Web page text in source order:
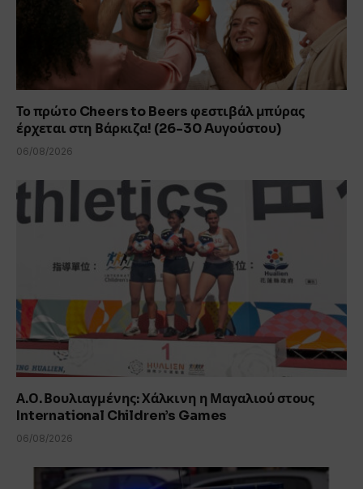
Το πρώτο Cheers to Beers φεστιβάλ μπύρας
έρχεται στη Βάρκιζα! (26-30 Aυγούστου)
06/08/2026
Α.Ο. Βουλιαγμένης: Χάλκινη η Μαγαλιού στους
International Children’s Games
06/08/2026